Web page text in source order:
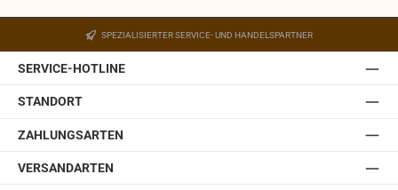
SPEZIALISIERTER SERVICE- UND HANDELSPARTNER
SERVICE-HOTLINE
STANDORT
ZAHLUNGSARTEN
VERSANDARTEN